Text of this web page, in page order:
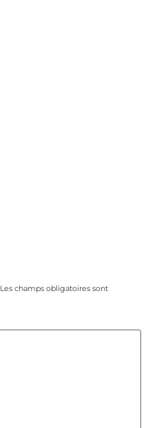
Les champs obligatoires sont